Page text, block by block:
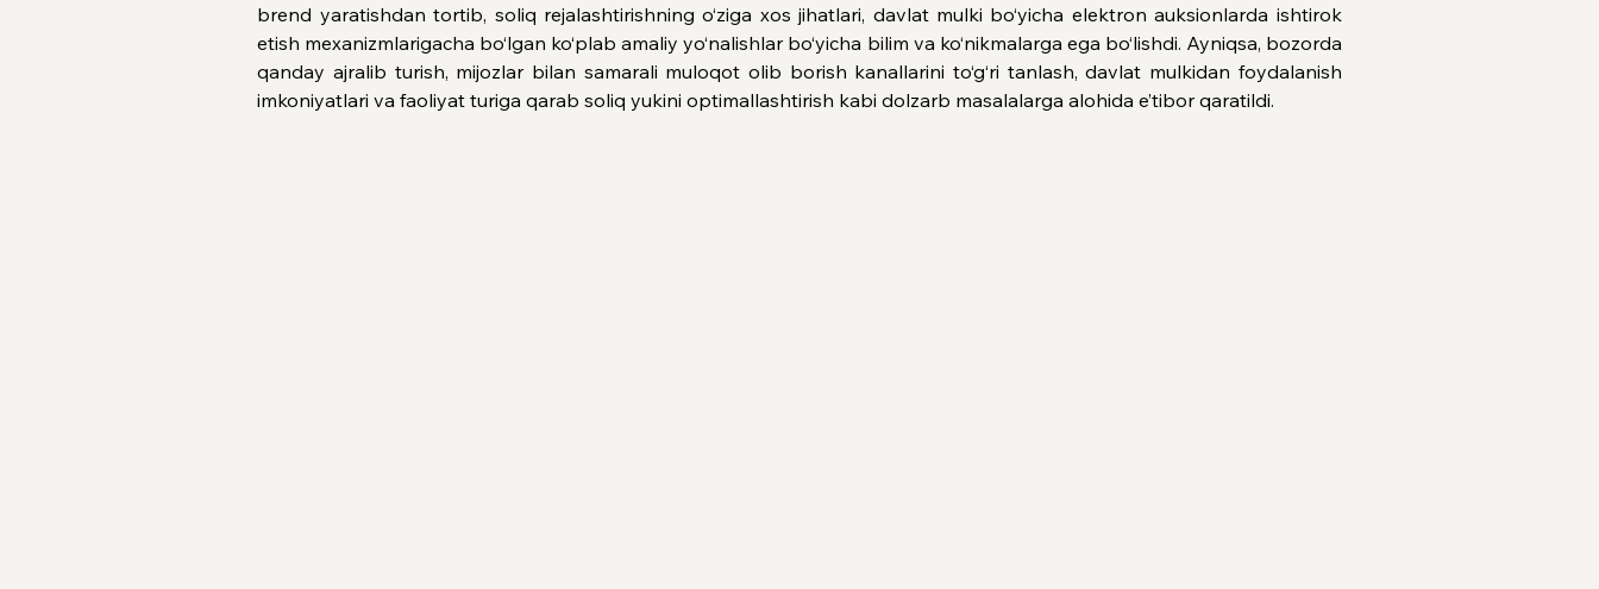
brend yaratishdan tortib, soliq rejalashtirishning o‘ziga xos jihatlari, davlat mulki bo‘yicha elektron auksionlarda ishtirok
etish mexanizmlarigacha bo‘lgan ko‘plab amaliy yo‘nalishlar bo‘yicha bilim va ko‘nikmalarga ega bo‘lishdi. Ayniqsa, bozorda
qanday ajralib turish, mijozlar bilan samarali muloqot olib borish kanallarini to‘g‘ri tanlash, davlat mulkidan foydalanish
imkoniyatlari va faoliyat turiga qarab soliq yukini optimallashtirish kabi dolzarb masalalarga alohida e’tibor qaratildi.